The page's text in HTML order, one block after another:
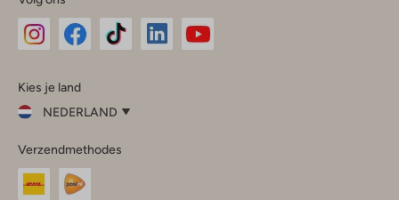
InstagramFacebook
Kies je land
NEDERLAND
je
land
Nederland
Verzendmethodes